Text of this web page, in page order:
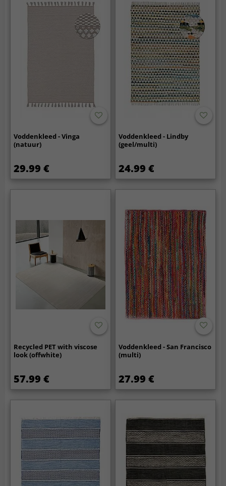
Voddenkleed - Vinga
(natuur)
29.99 €
Voddenkleed - Lindby
(geel/multi)
24.99 €
Recycled PET with viscose
look (offwhite)
57.99 €
Voddenkleed - San Francisco
(multi)
27.99 €